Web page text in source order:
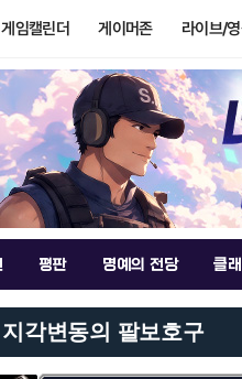
게임캘린더 게이머존 라이브/
평판 명예의 전당 클
지각변동의 팔보호구